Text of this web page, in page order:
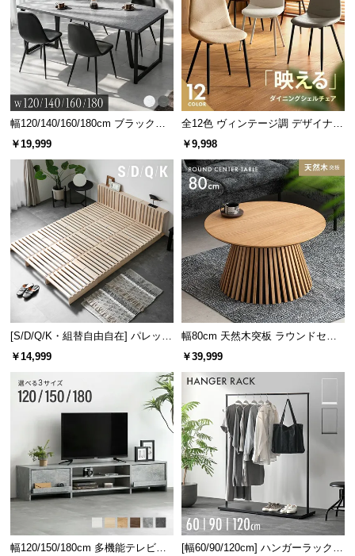
幅120/140/160/180cm ブラックフ
レーム ダイニング 大理石調 4人掛
￥19,999
全12色 ヴィンテージ調 デザイナー
ズシェルチェア
￥9,998
[S/D/Q/K・組替自由自在] パレット
ベッド 8/12/16枚セット
￥14,999
幅80cm 天然木突板 ラウンドセン
ターテーブル 美しい格子デザイン
￥39,999
幅120/150/180cm 多機能テレビボ
[幅60/90/120cm] ハンガーラック